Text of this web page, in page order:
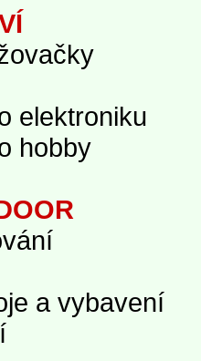
elektroniku
hobby
a vybavení